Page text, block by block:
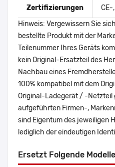
Zertifizierungen
CE-
Hinweis: Vergewissern Sie
bestellte Produkt mit der
Teilenummer Ihres Geräts
kein Original-Ersatzteil des
Nachbau eines
100% kompatibel mit dem
Original-Ladegerät / -Netzteil
aufgeführten Firmen-,
sind Eigentum des jeweiligen
lediglich der eindeutigen
Ersetzt Folgende Modelle